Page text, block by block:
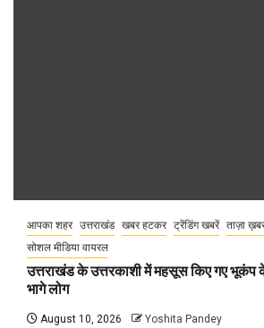
आपका शहर उत्तराखंड खबर हटकर ट्रेंडिंग खबरें ताज़ा
सोशल मीडिया वायरल
उत्तराखंड के उत्तरकाशी में महसूस किए गए भूकंप
भागे लोग
August 10, 2026 Yoshita Pandey